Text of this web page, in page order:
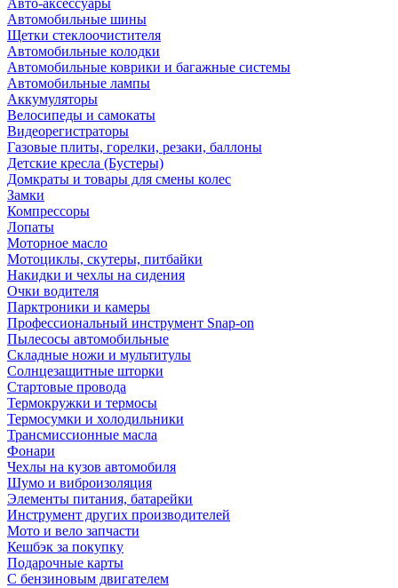
Авто-аксессуары
Автомобильные шины
Щетки стеклоочистителя
Автомобильные колодки
Автомобильные коврики и багажные системы
Автомобильные лампы
Аккумуляторы
Велосипеды и самокаты
Видеорегистраторы
Газовые плиты, горелки, резаки, баллоны
Детские кресла (Бустеры)
Домкраты и товары для смены колес
Замки
Компрессоры
Лопаты
Моторное масло
Мотоциклы, скутеры, питбайки
Накидки и чехлы на сидения
Очки водителя
Парктроники и камеры
Профессиональный инструмент Snap-on
Пылесосы автомобильные
Складные ножи и мультитулы
Солнцезащитные шторки
Стартовые провода
Термокружки и термосы
Термосумки и холодильники
Трансмиссионные масла
Фонари
Чехлы на кузов автомобиля
Шумо и виброизоляция
Элементы питания, батарейки
Инструмент других производителей
Мото и вело запчасти
Кешбэк за покупку
Подарочные карты
С бензиновым двигателем